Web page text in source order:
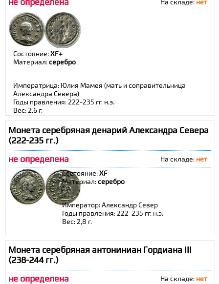
На складе: нет
Состояние:XF+
Материал:cеребро
Императрица: Юлия Мамея (мать и соправительница
Александра Севера)
Годы правления: 222-235 гг. н.э.
Вес: 2,6 г.
Монета серебряная денарий Александра Севера
(222-235 гг.)
не определена
На складе: нет
Состояние:XF
Материал:cеребро
Император: Александр Север
Годы правления: 222-235 гг. н.э.
Вес: 2,8 г.
Монета серебряная антониниан Гордиана III
(238-244 гг.)
не определена
На складе: нет